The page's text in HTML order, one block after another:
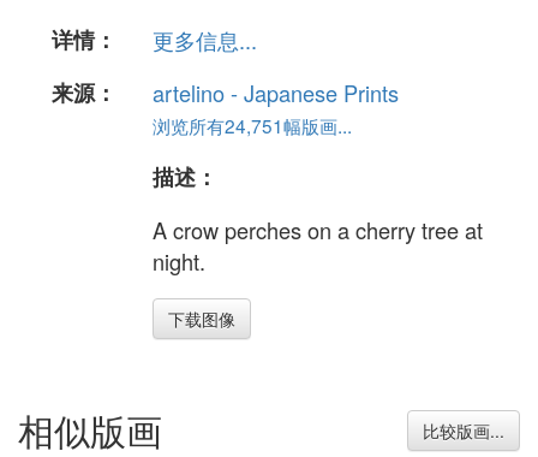
详情：
更多信息...
来源：
artelino - Japanese Prints
浏览所有24,751幅版画...
描述：
A crow perches on a cherry tree at
night.
下载图像
相似版画 比较版画...